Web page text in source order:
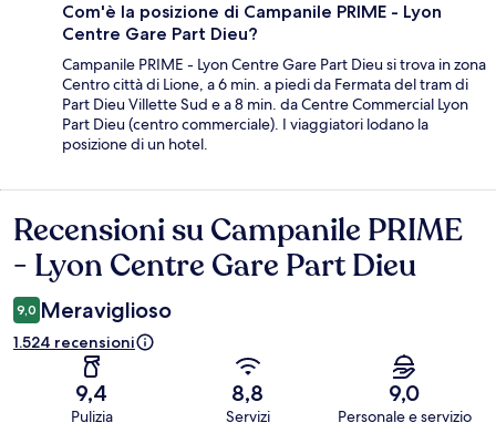
Com'è la posizione di Campanile PRIME - Lyon
Centre Gare Part Dieu?
Campanile PRIME - Lyon Centre Gare Part Dieu si trova in zona
Centro città di Lione, a 6 min. a piedi da Fermata del tram di
Part Dieu Villette Sud e a 8 min. da Centre Commercial Lyon
Part Dieu (centro commerciale). I viaggiatori lodano la
posizione di un hotel.
Recensioni
Recensioni su Campanile PRIME
- Lyon Centre Gare Part Dieu
9,0 Meraviglioso
1.524 recensioni
9,4
Pulizia
8,8
Servizi
9,0
Personale e servizio